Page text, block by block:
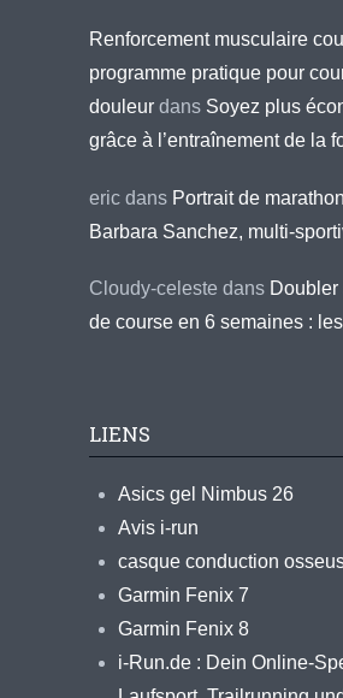
Renforcement musculaire
programme pratique pour
douleur dans Soyez plus
grâce à l’entraînement de la
eric dans Portrait de
Barbara Sanchez, multi-
Cloudy-celeste dans Doubler
de course en 6 semaines :
LIENS
Asics gel Nimbus 26
Avis i-run
casque conduction
Garmin Fenix 7
Garmin Fenix 8
i-Run.de : Dein Online-